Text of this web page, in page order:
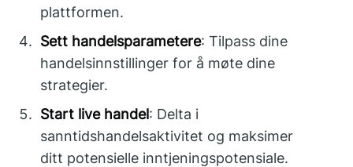
plattformen.
Sett handelsparametere: Tilpass dine
handelsinnstillinger for å møte dine
strategier.
Start live handel: Delta i
sanntidshandelsaktivitet og maksimer
ditt potensielle inntjeningspotensiale.